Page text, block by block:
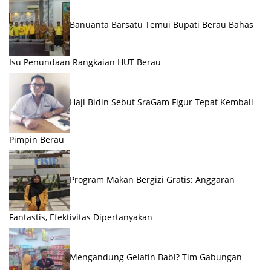
Banuanta Barsatu Temui Bupati Berau Bahas
Isu Penundaan Rangkaian HUT Berau
Haji Bidin Sebut SraGam Figur Tepat Kembali
Pimpin Berau
Program Makan Bergizi Gratis: Anggaran
Fantastis, Efektivitas Dipertanyakan
Mengandung Gelatin Babi? Tim Gabungan